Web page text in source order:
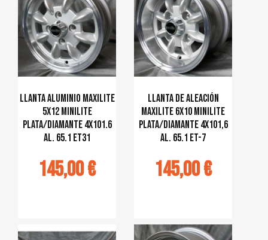
Llanta aluminio MAXILITE
5x12 Minilite
plata/diamante 4x101.6
al. 65.1 ET31
145,00 €
au
Llanta de aleación
MAXILITE 6x10 Minilite
plata/diamante 4x101,6
al. 65.1 ET-7
145,00 €
Ajouter au